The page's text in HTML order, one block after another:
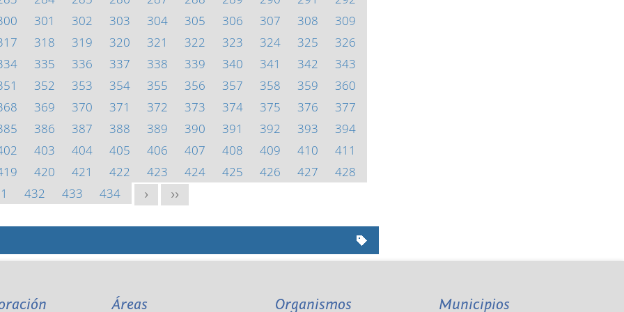
301 302 303 304 305 306 307 308
309
318 319 320 321 322 323 324 325
326
335 336 337 338 339 340 341 342
343
352 353 354 355 356 357 358 359
360
369 370 371 372 373 374 375 376
377
386 387 388 389 390 391 392 393
394
403 404 405 406 407 408 409 410
411
420 421 422 423 424 425 426 427
428
432 433 434 > >>
Áreas Organismos Municipios